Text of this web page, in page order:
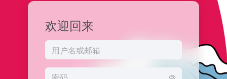
欢迎回来